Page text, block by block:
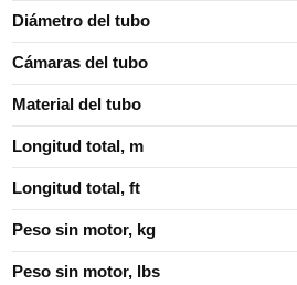
Diámetro del tubo
Cámaras del tubo
Material del tubo
Longitud total, m
Longitud total, ft
Peso sin motor, kg
Peso sin motor, lbs